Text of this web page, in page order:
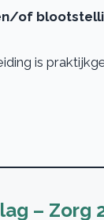
of
is
– Zorg